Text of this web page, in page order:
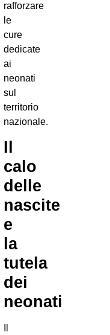
rafforzare
le
cure
dedicate
ai
neonati
sul
territorio
nazionale.
Il
calo
delle
nascite
e
la
tutela
dei
neonati